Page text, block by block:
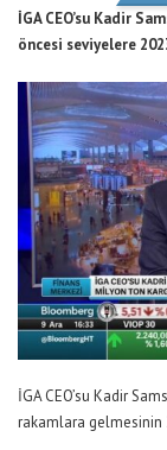
İGA CEO’su Kadir
öncesi seviyelere
İGA CEO’su Kadir
rakamlara gelmesinin